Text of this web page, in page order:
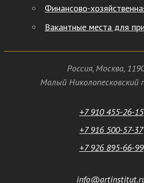
Финансово-
Вакантные места для
Россия, Москва,
Малый Николопесковский
+7 910 455-26-15
+7 916 500-57-37
+7 926 895-66-99